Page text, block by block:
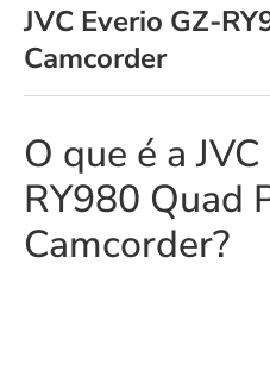
JVC Everio GZ-
Camcorder
O que é a
RY980 Quad
Camcorder?